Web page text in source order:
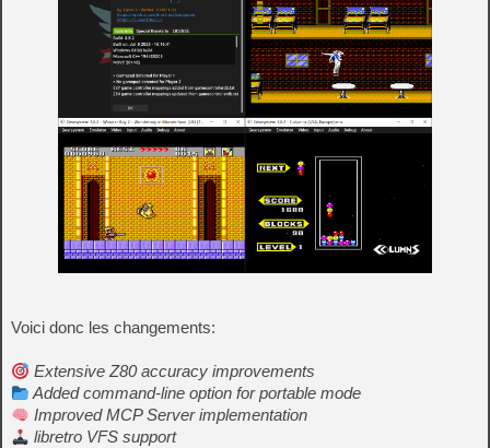
Voici donc les changements:
Extensive Z80 accuracy improvements
Added command-line option for portable mode
Improved MCP Server implementation
libretro VFS support